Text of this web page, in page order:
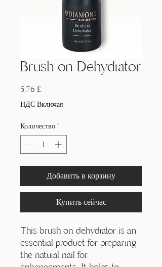
Brush on Dehydrator
5,76 £Цена
НДС Включая
Количество *
Добавить в корзину
Купить сейчас
This brush on dehydrator is an
essential product for preparing
the natural nail for